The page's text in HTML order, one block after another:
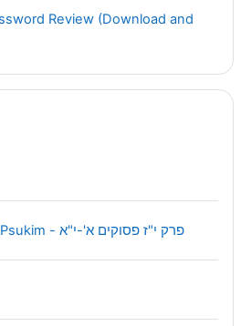
Let's Learn the Psukim - פרק י"ז פסוקים א'-י"אPage